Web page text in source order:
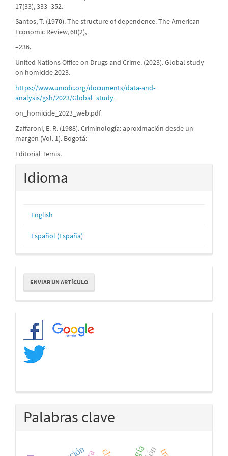
17(33), 333–352.
Santos, T. (1970). The structure of dependence. The American
Economic Review, 60(2),
–236.
United Nations Office on Drugs and Crime. (2023). Global study
on homicide 2023.
https://www.unodc.org/documents/data-and-
analysis/gsh/2023/Global_study_
on_homicide_2023_web.pdf
Zaffaroni, E. R. (1988). Criminología: aproximación desde un
margen (Vol. 1). Bogotá:
Editorial Temis.
Idioma
English
Español (España)
Enviar
un
artículo
ENVIAR UN ARTÍCULO
Redes
Palabras clave